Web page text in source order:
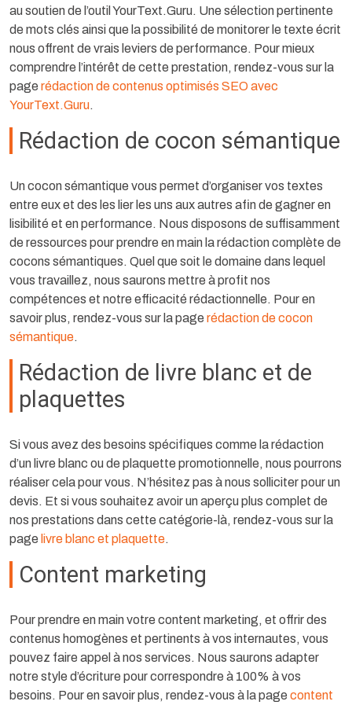
au soutien de l’outil YourText.Guru. Une sélection pertinente
de mots clés ainsi que la possibilité de monitorer le texte écrit
nous offrent de vrais leviers de performance. Pour mieux
comprendre l’intérêt de cette prestation, rendez-vous sur la
page rédaction de contenus optimisés SEO avec
YourText.Guru.
Rédaction de cocon sémantique
Un cocon sémantique vous permet d’organiser vos textes
entre eux et des les lier les uns aux autres afin de gagner en
lisibilité et en performance. Nous disposons de suffisamment
de ressources pour prendre en main la rédaction complète de
cocons sémantiques. Quel que soit le domaine dans lequel
vous travaillez, nous saurons mettre à profit nos
compétences et notre efficacité rédactionnelle. Pour en
savoir plus, rendez-vous sur la page rédaction de cocon
sémantique.
Rédaction de livre blanc et de
plaquettes
Si vous avez des besoins spécifiques comme la rédaction
d’un livre blanc ou de plaquette promotionnelle, nous pourrons
réaliser cela pour vous. N’hésitez pas à nous solliciter pour un
devis. Et si vous souhaitez avoir un aperçu plus complet de
nos prestations dans cette catégorie-là, rendez-vous sur la
page livre blanc et plaquette.
Content marketing
Pour prendre en main votre content marketing, et offrir des
contenus homogènes et pertinents à vos internautes, vous
pouvez faire appel à nos services. Nous saurons adapter
notre style d’écriture pour correspondre à 100% à vos
besoins. Pour en savoir plus, rendez-vous à la page content